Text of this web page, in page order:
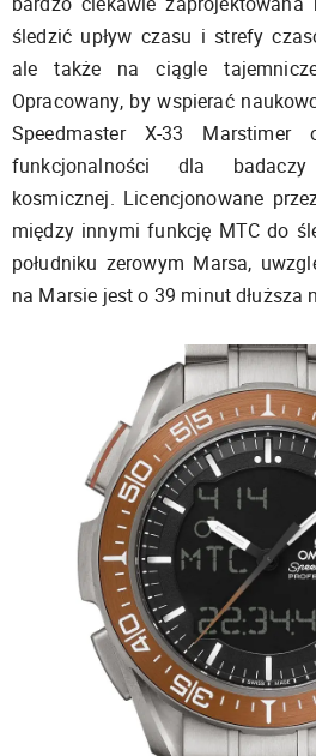
śledzić upływ czasu i strefy
ale także na ciągle
Opracowany, by wspierać
Speedmaster X-33 Marstimer
funkcjonalności dla badaczy
kosmicznej. Licencjonowane
między innymi funkcję MTC do
południku zerowym Marsa,
na Marsie jest o 39 minut dłuższa